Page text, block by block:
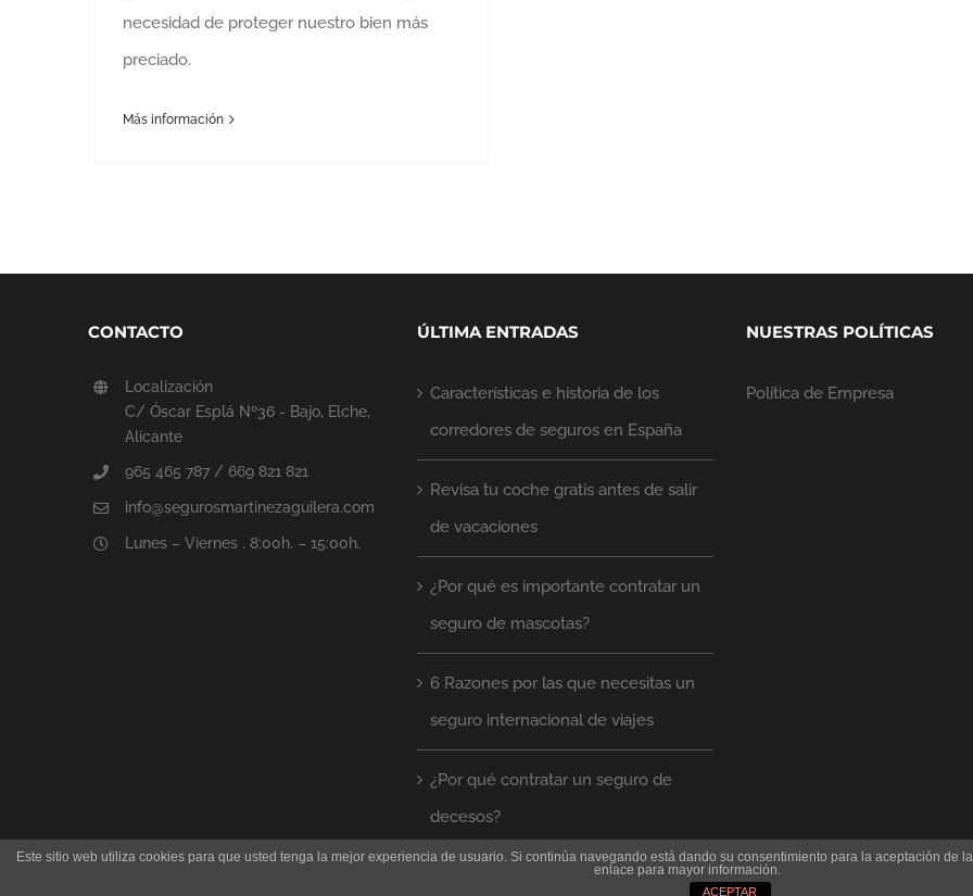
necesidad de proteger nuestro bien más
preciado.
Más información
CONTACTO
Localización
C/ Óscar Esplá Nº36 - Bajo, Elche,
Alicante
965 465 787 / 669 821 821
info@segurosmartinezaguilera.com
Lunes – Viernes . 8:00h. – 15:00h.
ÚLTIMA ENTRADAS
Características e historia de los
corredores de seguros en España
Revisa tu coche gratis antes de salir
de vacaciones
¿Por qué es importante contratar un
seguro de mascotas?
6 Razones por las que necesitas un
seguro internacional de viajes
¿Por qué contratar un seguro de
decesos?
NUESTRAS POLÍTICAS
Política de Empresa
Este sitio web utiliza cookies para que usted tenga la mejor experiencia de usuario. Si continúa navegando está dando su consentimiento para la aceptación de
enlace para mayor información.
ACEPTAR